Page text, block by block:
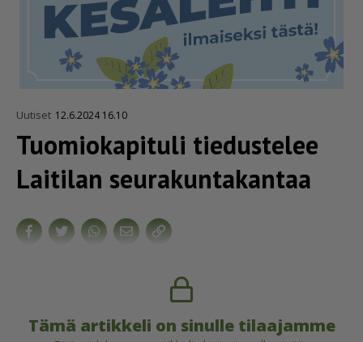
Uutiset 12.6.2024 16.10
Tuomiokapituli tiedustelee
Laitilan seura­kun­ta­kantaa
Tämä artikkeli on sinulle tilaajamme